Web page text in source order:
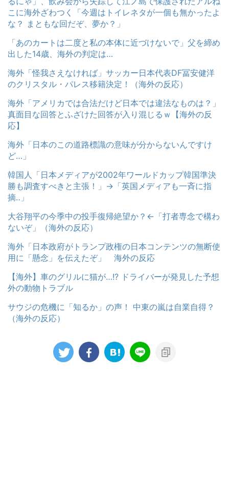
こに海外ざわつく「今週はトイレネタが一個も無かったよ
な？ まともな回だぞ、夢か？」
「あのカートは二度と私の本体に近づけないで」父を締め
出した14歳、海外の判定は…
海外「怪我さえなければ」サッカー日本代表DF冨安健洋
のクリスタル・パレス移籍決定！（海外の反応）
海外「アメリカでは合法だけど日本では違法なものは？」
真面目な回答とふざけた回答が入り混じるｗ【海外の反
応】
海外「日本のこの道路標識の意味が分からないんですけ
ど…」
韓国人「日本メディアが2002年ワールドカップ韓国準決
勝も調査すべきと主張！」→「英国メディアも一斉に指
摘‥」
大谷翔平の今季中の投手復帰絶望か？←「打者専念で構わ
ないぞ」（海外の反応）
海外「日本政府がトランプ政権の日本コンテンツの無断使
用に「懸念」を伝えたぞ」 海外の反応
【海外】車のグリルに猫が…!? ドライバーが発見した予想
外の動物トラブル
サウジの危機に「知るか」の声！ 中東の嵐は自業自得？
（海外の反応）